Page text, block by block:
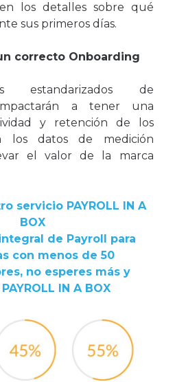
los detalles sobre qué
sus primeros días.
correcto Onboarding
estandarizados de
a tener una
y retención de los
los datos de medición
el valor de la marca
servicio PAYROLL IN A
BOX
de Payroll para
con menos de 50
no esperes más y
IN A BOX